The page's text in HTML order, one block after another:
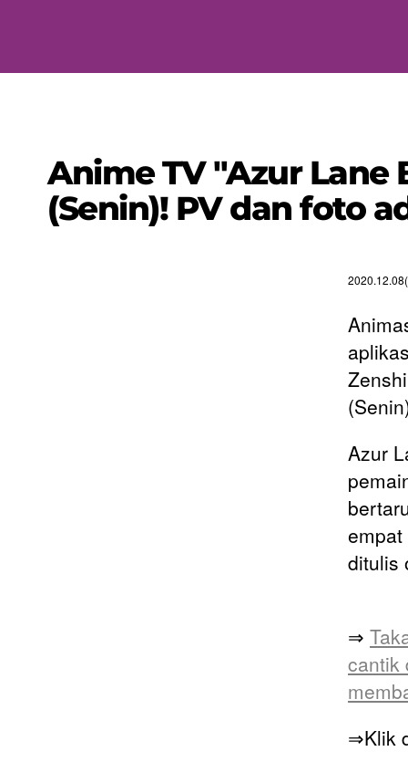
Anime TV "Azur Lane
(Senin)! PV dan foto
Azur
ditulis
⇒
cantik
⇒Klik